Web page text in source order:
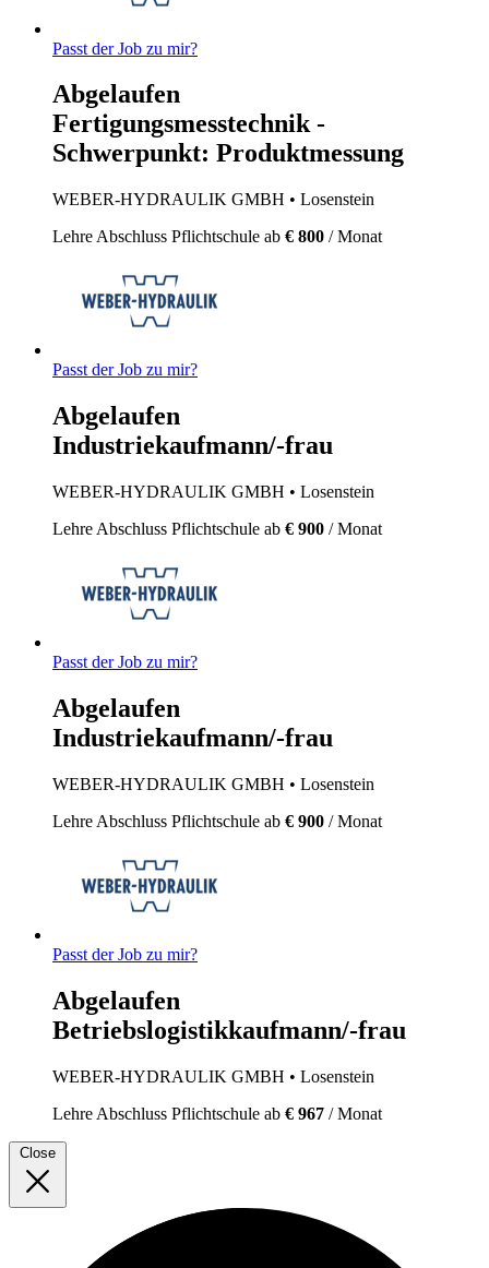
Passt der Job zu mir?
Abgelaufen
Fertigungsmesstechnik -
Schwerpunkt: Produktmessung
WEBER-HYDRAULIK GMBH • Losenstein
Lehre Abschluss Pflichtschule ab € 800 / Monat
Passt der Job zu mir?
Abgelaufen
Industriekaufmann/-frau
WEBER-HYDRAULIK GMBH • Losenstein
Lehre Abschluss Pflichtschule ab € 900 / Monat
Passt der Job zu mir?
Abgelaufen
Industriekaufmann/-frau
WEBER-HYDRAULIK GMBH • Losenstein
Lehre Abschluss Pflichtschule ab € 900 / Monat
Passt der Job zu mir?
Abgelaufen
Betriebslogistikkaufmann/-frau
WEBER-HYDRAULIK GMBH • Losenstein
Lehre Abschluss Pflichtschule ab € 967 / Monat
Close